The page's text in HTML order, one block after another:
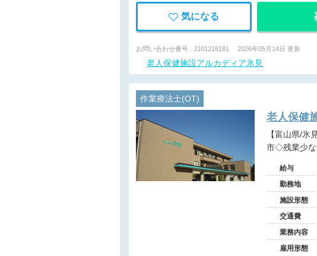
気になる
お問い合わせ番号 : J101218181 2026年05月14日 更新
老人保健施設アルカディア氷見
作業療法士(OT)
老人保健
【富山県/氷見市】 【希少】クリニック母体の介護老人保健施設求人/年間
市◇残業少
給与
勤務地
施設形態
交通費
業務内容
雇用形態